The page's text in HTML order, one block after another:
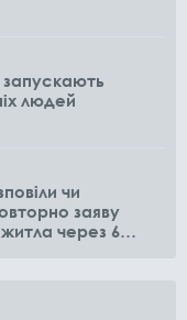
людей
чи
заяву
через 6